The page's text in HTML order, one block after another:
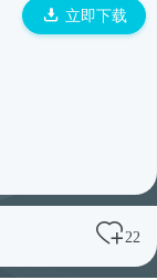
立即下载
22